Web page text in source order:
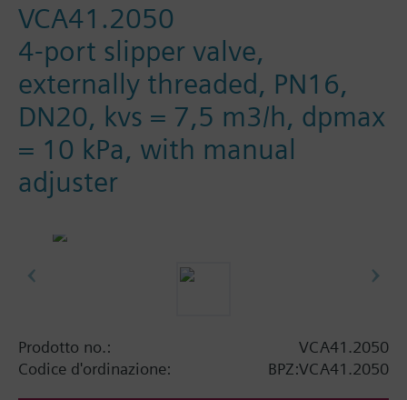
VCA41.2050
4-port slipper valve,
externally threaded, PN16,
DN20, kvs = 7,5 m3/h, dpmax
= 10 kPa, with manual
adjuster
Prodotto no.:
VCA41.2050
Codice d'ordinazione:
BPZ:VCA41.2050